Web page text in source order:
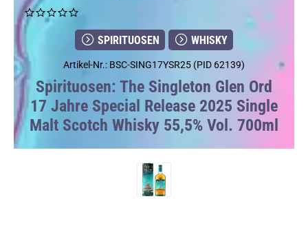
SPIRITUOSEN WHISKY
Artikel-Nr.: BSC-SING17YSR25 (PID 62139)
Spirituosen: The Singleton Glen Ord
17 Jahre Special Release 2025 Single
Malt Scotch Whisky 55,5% Vol. 700ml